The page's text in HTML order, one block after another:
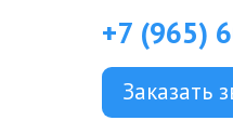
+7 (965)
Заказать